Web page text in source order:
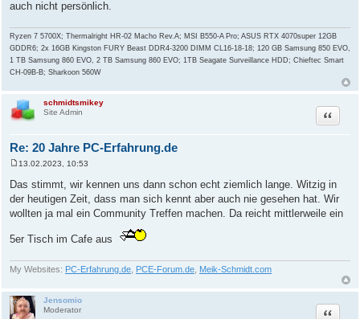
a
auch nicht persönlich.
Ryzen 7 5700X; Thermalright HR-02 Macho Rev.A; MSI B550-A Pro; ASUS RTX 4070super 12GB
GDDR6; 2x 16GB Kingston FURY Beast DDR4-3200 DIMM CL16-18-18; 120 GB Samsung 850 EVO,
1 TB Samsung 860 EVO, 2 TB Samsung 860 EVO; 1TB Seagate Surveillance HDD; Chieftec Smart
CH-09B-B; Sharkoon 560W
schmidtsmikey
Site Admin
Re: 20 Jahre PC-Erfahrung.de
Zitat
i
t
a
13.02.2023, 10:53
Das stimmt, wir kennen uns dann schon echt ziemlich lange. Witzig in
der heutigen Zeit, dass man sich kennt aber auch nie gesehen hat. Wir
wollten ja mal ein Community Treffen machen. Da reicht mittlerweile ein
5er Tisch im Cafe aus
My Websites: PC-Erfahrung.de PCE-Forum.de Meik-Schmidt.com
Jensomio
Moderator
Zitat